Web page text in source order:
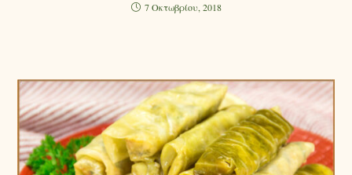
7 Οκτωβρίου, 2018